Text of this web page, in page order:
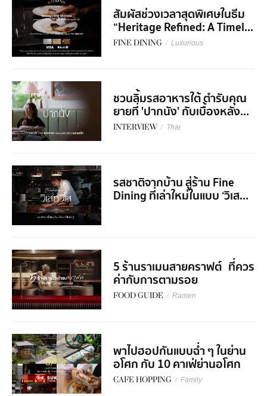
สัมผัสช่วงเวลาสุดพิเศษในธีม
“Heritage Refined: A Timel...
FINE DINING / Luxurious
ชวนลิ้มรสอาหารใต้ ตำรับคุณ
ยายที่ 'ปากนัง' กับเบื้องหลัง...
INTERVIEW / Thai
รสชาติจากบ้าน สู่ร้าน Fine
Dining ที่เล่าใหม่ในแบบ ‘วิเส...
5 ร้านราเมนสายคราฟต์ ที่ควร
ค่ากับการตามรอย
FOOD GUIDE / Ramen
พาไปฮอปกันแบบฉ่ำ ๆ ในย่าน
อโศก กับ 10 คาเฟ่ย่านอโศก
CAFE HOPPING / Family